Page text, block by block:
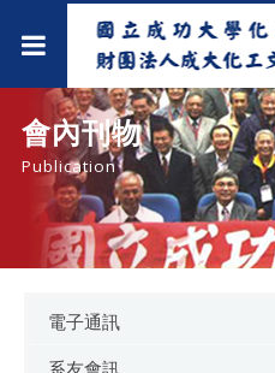
會內刊物
Publication
電子通訊
系友會訊